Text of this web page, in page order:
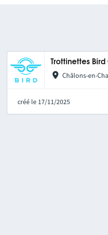
Trottinettes
Châlons-en-
créé le 17/11/2025